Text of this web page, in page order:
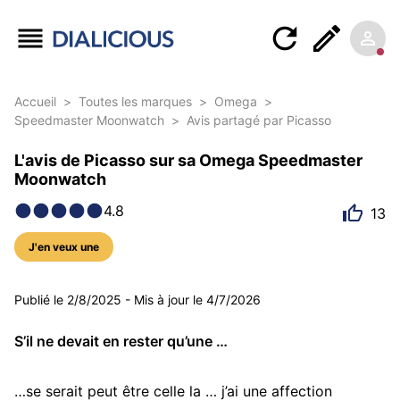
Accueil > Toutes les marques > Omega >
Speedmaster Moonwatch > Avis partagé par Picasso
L'avis de Picasso sur sa Omega Speedmaster
Moonwatch
4.8
J'en veux une
13
11 photos
Publié le 2/8/2025 - Mis à jour le 4/7/2026
S’il ne devait en rester qu’une …
…se serait peut être celle la … j’ai une affection